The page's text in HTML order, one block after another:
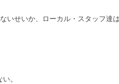
いせいか、ローカル・スタッフ達
。